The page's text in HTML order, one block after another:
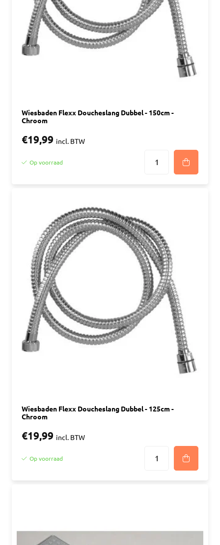
Wiesbaden Flexx Doucheslang Dubbel - 150cm -
Chroom
€19,99 incl. BTW
Op voorraad
Wiesbaden Flexx Doucheslang Dubbel - 125cm -
Chroom
€19,99 incl. BTW
Op voorraad